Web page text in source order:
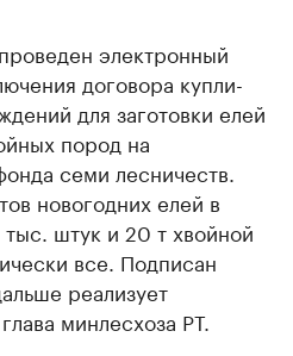
электронный
договора купли-
для заготовки елей
пород на
семи лесничеств.
новогодних елей в
штук и 20 т хвойной
все. Подписан
реализует
минлесхоза РТ.